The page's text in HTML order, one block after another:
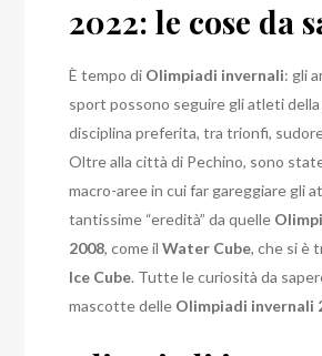
2022: le cose da
È tempo di Olimpiadi invernali: gli
sport possono seguire gli atleti della
disciplina preferita, tra trionfi,
Oltre alla città di Pechino, sono
macro-aree in cui far gareggiare gli
tantissime “eredità” da quelle
2008, come ilWater Cube, che si è
Ice Cube. Tutte le curiosità da
mascotte delle Olimpiadi invernali